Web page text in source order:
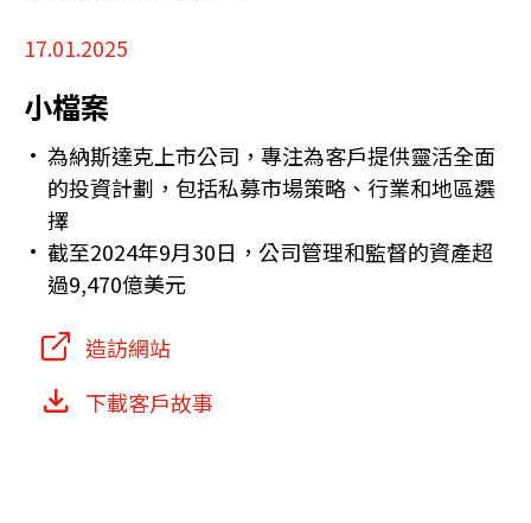
17.01.2025
小檔案
為納斯達克上市公司，專注為客戶提供靈活全面
的投資計劃，包括私募市場策略、行業和地區選
擇
截至2024年9月30日，公司管理和監督的資產超
過9,470億美元
造訪網站
下載客戶故事